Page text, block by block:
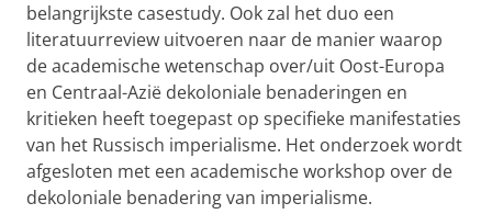
belangrijkste casestudy. Ook zal het duo een
literatuurreview uitvoeren naar de manier waarop
de academische wetenschap over/uit Oost-Europa
en Centraal-Azië dekoloniale benaderingen en
kritieken heeft toegepast op specifieke manifestaties
van het Russisch imperialisme. Het onderzoek wordt
afgesloten met een academische workshop over de
dekoloniale benadering van imperialisme.